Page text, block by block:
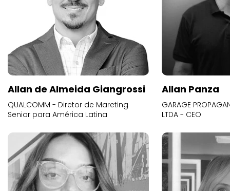
Allan de Almeida Giangrossi
QUALCOMM - Diretor de Mareting
Senior para América Latina
Allan Panza
GARAGE
LTDA - CEO